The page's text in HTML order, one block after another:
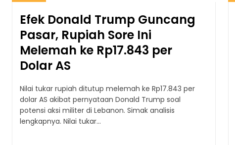
Efek Donald Trump Guncang
Pasar, Rupiah Sore Ini
Melemah ke Rp17.843 per
Dolar AS
Nilai tukar rupiah ditutup melemah ke Rp17.843 per
dolar AS akibat pernyataan Donald Trump soal
potensi aksi militer di Lebanon. Simak analisis
lengkapnya. Nilai tukar...